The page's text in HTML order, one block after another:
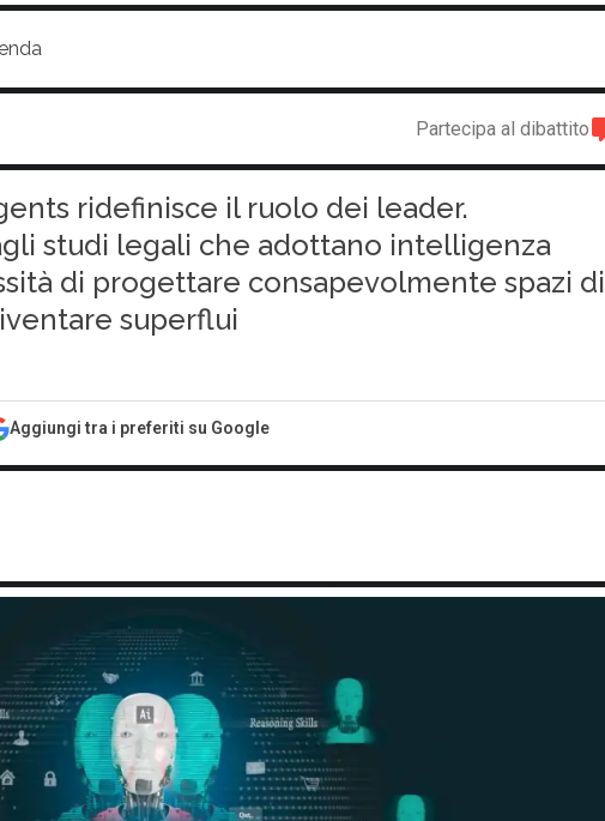
Partecipa al dibattito
ridefinisce il ruolo dei leader.
studi legali che adottano intelligenza
di progettare consapevolmente spazi di
superflui
Aggiungi tra i preferiti su Google